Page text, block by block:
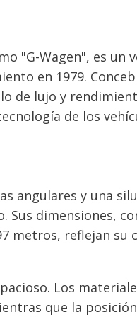
"G-Wagen", es un
en 1979.
de lujo y
de los
angulares y una
dimensiones,
metros, reflejan su
Los
que la